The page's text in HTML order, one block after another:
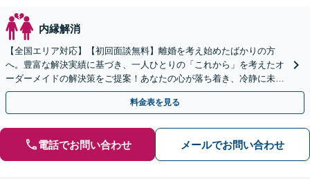
内縁解消
【全国エリア対応】【初回面談無料】離婚を考え始めたばかりの方
へ。豊富な解決実績に基づき、一人ひとりの「これから」を考えたオ
ーダーメイドの解決策をご提案！あなたの心が落ち着き、冷静に未来
を選べるよう全力でサポート【弁護士直通・LINE相談可】
料金表を見る
電話でお問い合わせ メールでお問い合わせ